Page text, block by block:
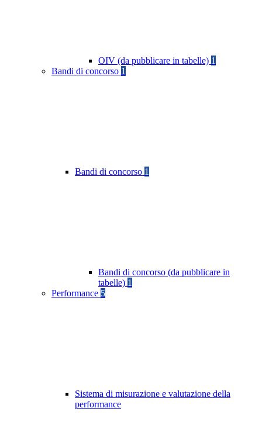
OIV (da pubblicare in tabelle) 1
Bandi di concorso 1
Bandi di concorso 1
Bandi di concorso (da pubblicare in
tabelle) 1
Performance 5
Sistema di misurazione e valutazione della
performance